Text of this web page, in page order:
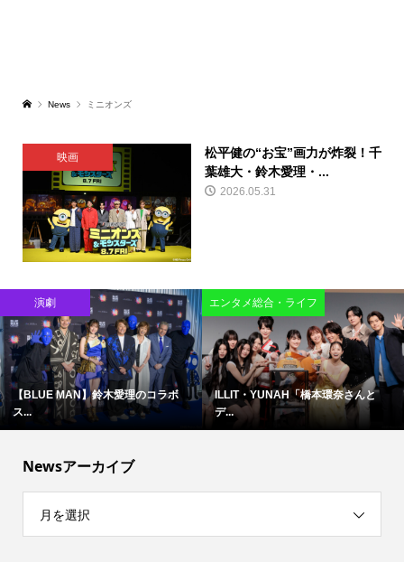
News ミニオンズ
映画
松平健の“お宝”画力が炸裂！千
葉雄大・鈴木愛理・...
2026.05.31
演劇
【BLUE MAN】鈴木愛理のコラボ
ス...
エンタメ総合・ライフ
ILLIT・YUNAH「橋本環奈さんと
デ...
Newsアーカイブ
月を選択